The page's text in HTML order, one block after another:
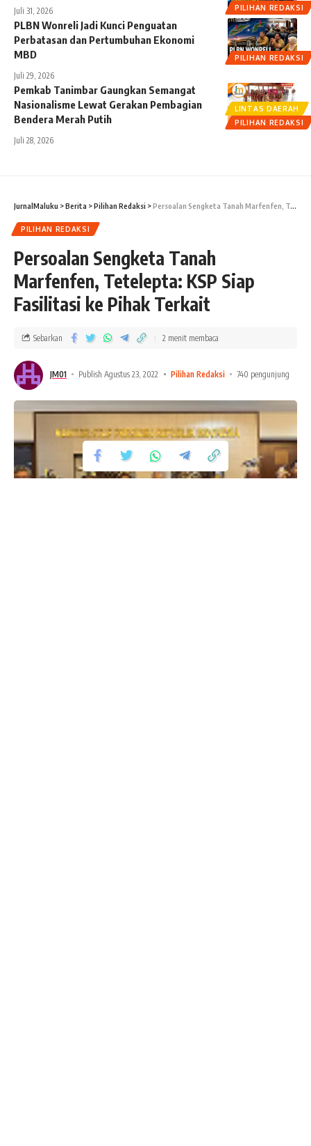
PILIHAN REDAKSI
Juli 31, 2026
PILIHAN REDAKSI
PLBN Wonreli Jadi Kunci Penguatan
Perbatasan dan Pertumbuhan Ekonomi
MBD
Juli 29, 2026
LINTAS DAERAH
PILIHAN REDAKSI
Pemkab Tanimbar Gaungkan Semangat
Nasionalisme Lewat Gerakan Pembagian
Bendera Merah Putih
Juli 28, 2026
JurnalMaluku >Berita >Pilihan Redaksi >Persoalan Sengketa Tanah Marfenfen, Tetelepta: KSP Siap Fasilitasi ke Pihak Terkait
PILIHAN REDAKSI
Persoalan Sengketa Tanah
Marfenfen, Tetelepta: KSP Siap
Fasilitasi ke Pihak Terkait
JM01 Publish Agustus 23, 2022 Pilihan Redaksi 740 pengunjung
Sebarkan 2 menit membaca